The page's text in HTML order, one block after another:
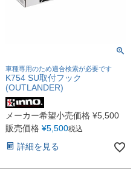
車種専用のため適合検索が必要です
K754 SU取付フック
(OUTLANDER)
メーカー希望小売価格 ¥5,500
販売価格 ¥5,500税込
詳細を見る